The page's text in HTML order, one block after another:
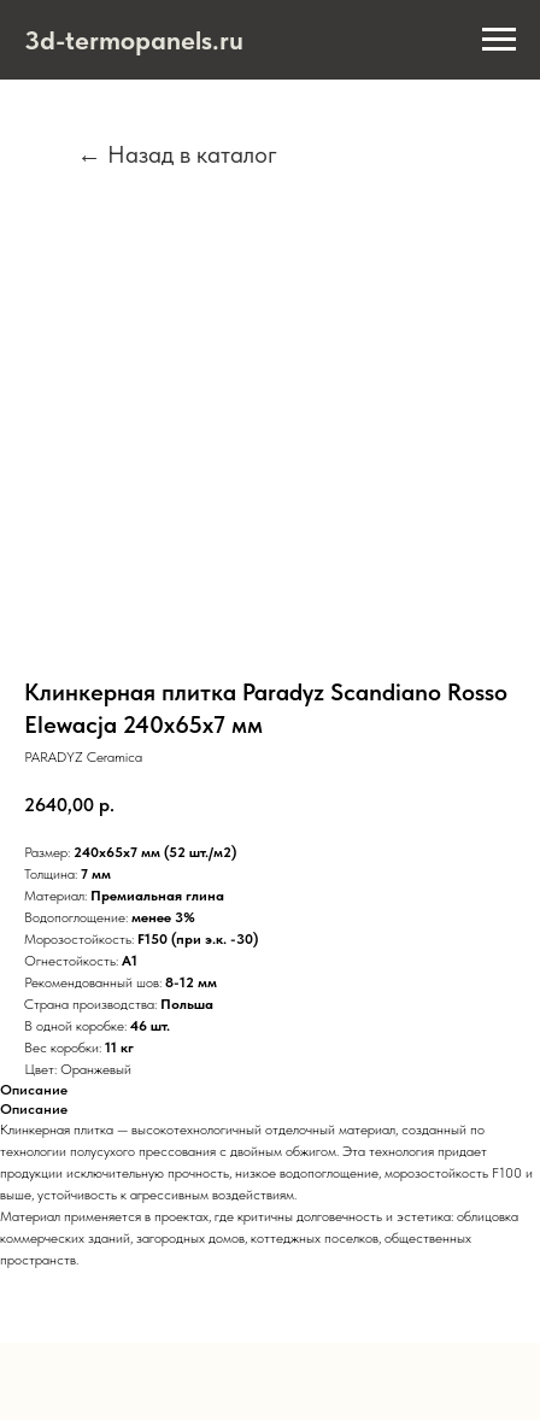
3d-termopanels.ru
← Назад в каталог
Клинкерная плитка Paradyz Scandiano Rosso
Elewacja 240х65х7 мм
PARADYZ Ceramica
2640,00 р.
Размер: 240х65х7 мм (52 шт./м2)
Толщина: 7 мм
Материал: Премиальная глина
Водопоглощение: менее 3%
Морозостойкость: F150 (при э.к. -30)
Огнестойкость: А1
Рекомендованный шов: 8-12 мм
Страна производства: Польша
В одной коробке: 46 шт.
Вес коробки: 11 кг
Цвет: Оранжевый
Описание
Описание
Клинкерная плитка — высокотехнологичный отделочный материал, созданный по
технологии полусухого прессования с двойным обжигом. Эта технология придает
продукции исключительную прочность, низкое водопоглощение, морозостойкость F100 и
выше, устойчивость к агрессивным воздействиям.
Материал применяется в проектах, где критичны долговечность и эстетика: облицовка
коммерческих зданий, загородных домов, коттеджных поселков, общественных
пространств.